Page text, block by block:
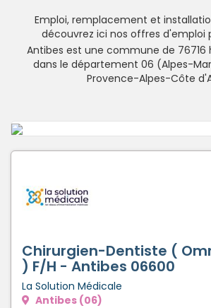
Se
Se
Emploi, remplacement et
découvrez ici nos offres d'emploi
Antibes est une commune de 76716
dans le département 06 (Alpes-
Provence-Alpes-Côte
Chirurgien-Dentiste (
) F/H - Antibes 06600
La Solution Médicale
Antibes (06)